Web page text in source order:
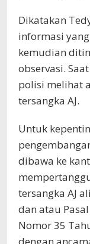
Dikatakan
informasi
kemudian
observasi.
polisi melihat
tersangka AJ.
Untuk
dibawa ke
tersangka AJ
dan atau
Nomor 35